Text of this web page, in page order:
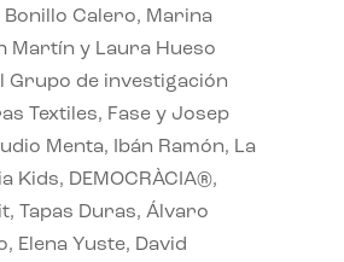
Bonillo Calero, Marina
Martín y Laura Hueso
Grupo de investigación
Textiles, Fase y Josep
Menta, Ibán Ramón, La
Kids, DEMOCRÀCIA®,
Tapas Duras, Álvaro
Elena Yuste, David